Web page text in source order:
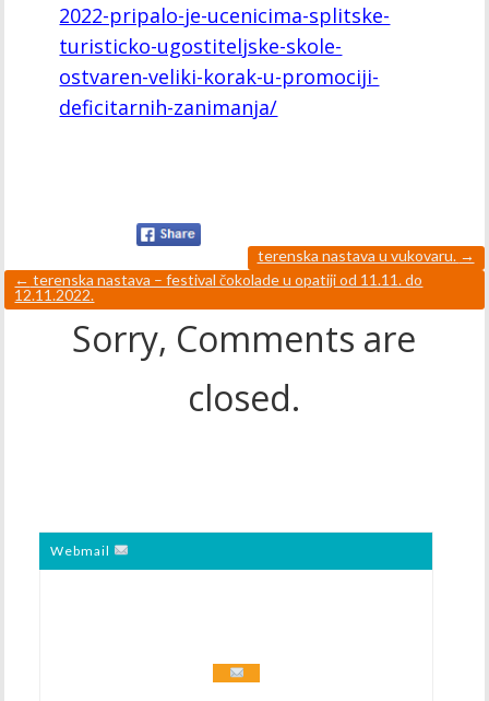
2022-pripalo-je-ucenicima-splitske-
turisticko-ugostiteljske-skole-
ostvaren-veliki-korak-u-promociji-
deficitarnih-zanimanja/
terenska nastava u vukovaru. →
← terenska nastava – festival čokolade u opatiji od 11.11. do
12.11.2022.
Sorry, Comments are
closed.
Webmail